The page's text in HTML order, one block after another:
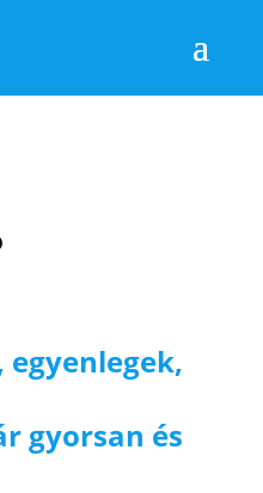
gyorsan és